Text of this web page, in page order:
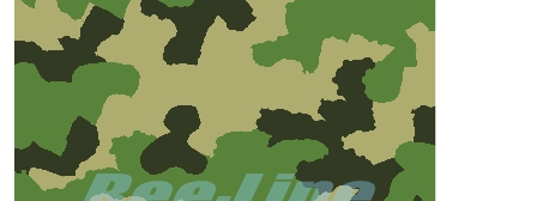
Ferie, rejser
Fiskeri
Fly, luftfart
Folkeslag
Forår
Fritid, hobby
Frugt, grønt